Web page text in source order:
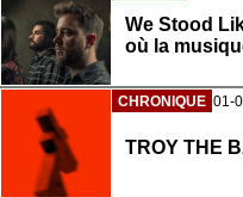
We Stood
où la
CHRONIQUE 01-
TROY THE